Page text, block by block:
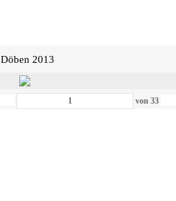
Döben 2013
von33